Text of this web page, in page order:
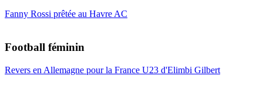
Fanny Rossi prêtée au Havre AC
Football féminin
Revers en Allemagne pour la France U23 d'Elimbi Gilbert